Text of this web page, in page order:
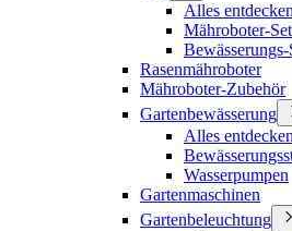
Alles entdecken
Mähroboter-
Bewässerungs-
Rasenmähroboter
Mähroboter-Zubehör
Gartenbewässerung
Alles entdecken
Wasserpumpen
Gartenmaschinen
Gartenbeleuchtung